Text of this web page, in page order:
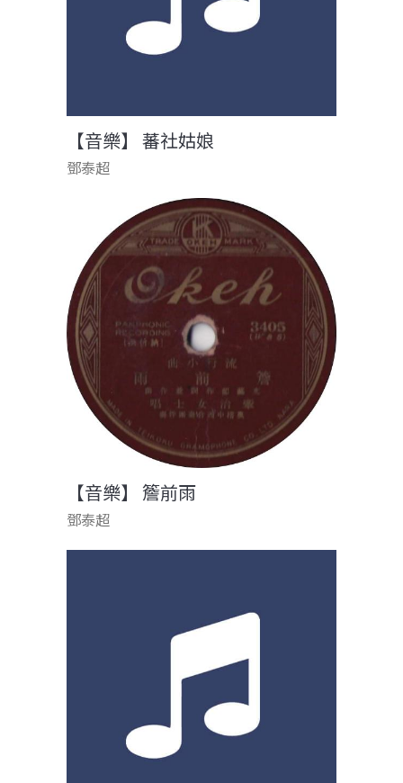
【音樂】 蕃社姑娘
鄧泰超
【音樂】 簷前雨
鄧泰超